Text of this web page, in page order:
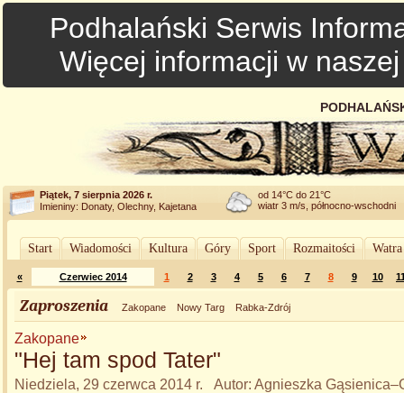
Podhalański Serwis
Więcej informacji w
Piątek, 7 sierpnia 2026 r.
Imieniny: Donaty, Olechny, Kajetana
od 14°C do 21°C
wiatr 3 m/s, północno-wschodni
Start Wiadomości Kultura Góry Sport Rozmaitości
« Czerwiec 2014 1 2 3 4 5 6 7 8 9 10
Zaproszenia Zakopane Nowy Targ Rabka-Zdrój
Zakopane
"Hej tam spod Tater"
Niedziela, 29 czerwca 2014 r. Autor: Agnieszka